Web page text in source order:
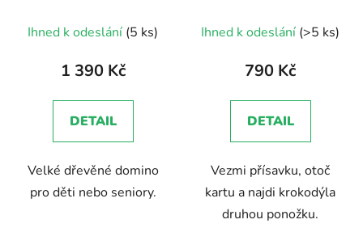
hodnocení
produktu
5,0
z
hvězdiček.
Ihned k odeslání (5 ks)
1 390 Kč
DETAIL
Velké dřevěné domino
pro děti nebo seniory.
Ihned k odeslání (>5 ks)
790 Kč
DETAIL
Vezmi přísavku, otoč
kartu a najdi krokodýla
druhou ponožku.